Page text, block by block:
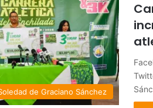
de Graciano Sánchez